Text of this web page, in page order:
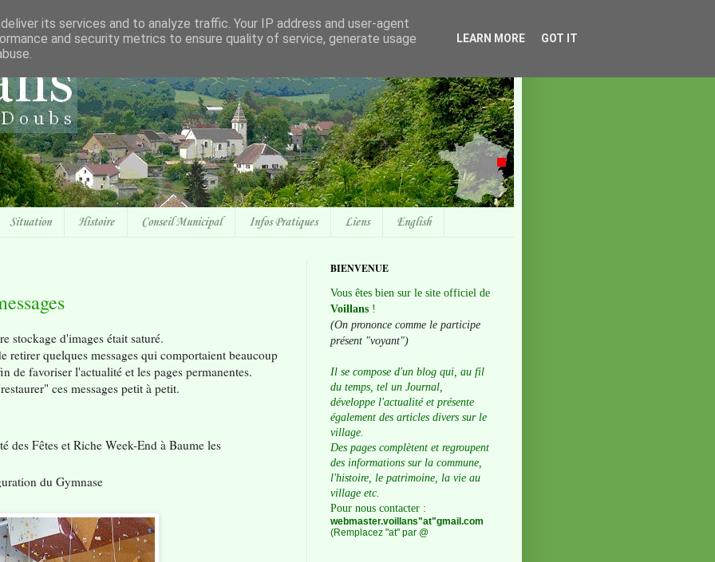
Situation Histoire Conseil Municipal Infos Pratiques Liens English
stockage d'images était saturé.
retirer quelques messages qui comportaient beaucoup
de favoriser l'actualité et les pages permanentes.
ces messages petit à petit.
des Fêtes et Riche Week-End à Baume les
du Gymnase
BIENVENUE
Vous êtes bien sur le site officiel de
Voillans !
(On prononce comme le participe
présent "voyant")
Il se compose d'un blog qui, au fil
du temps, tel un Journal,
développe l'actualité et présente
également des articles divers sur le
village.
Des pages complètent et regroupent
des informations sur la commune,
l'histoire, le patrimoine, la vie au
village etc.
Pour nous contacter :
webmaster.voillans"at"gmail.com
(Remplacez "at" par @
its services and to analyze traffic. Your IP address and user-agent
and security metrics to ensure quality of service, generate usage
LEARN MORE GOT IT